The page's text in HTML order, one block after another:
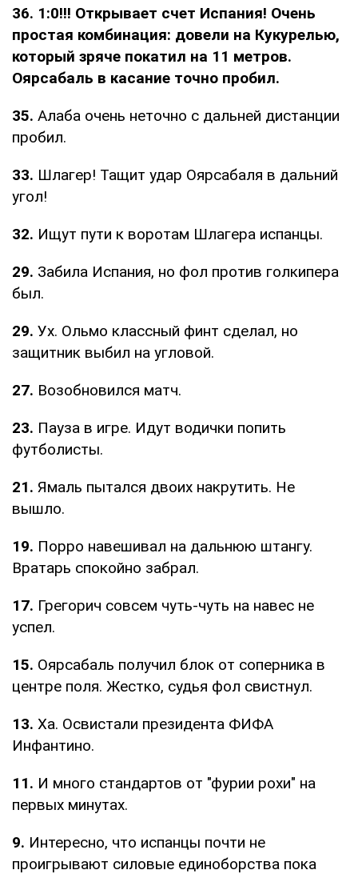
36. 1:0!!! Открывает счет Испания! Очень
простая комбинация: довели на Кукурелью,
который зряче покатил на 11 метров.
Оярсабаль в касание точно пробил.
35. Алаба очень неточно с дальней дистанции
пробил.
33. Шлагер! Тащит удар Оярсабаля в дальний
угол!
32. Ищут пути к воротам Шлагера испанцы.
29. Забила Испания, но фол против голкипера
был.
29. Ух. Ольмо классный финт сделал, но
защитник выбил на угловой.
27. Возобновился матч.
23. Пауза в игре. Идут водички попить
футболисты.
21. Ямаль пытался двоих накрутить. Не
вышло.
19. Порро навешивал на дальнюю штангу.
Вратарь спокойно забрал.
17. Грегорич совсем чуть-чуть на навес не
успел.
15. Оярсабаль получил блок от соперника в
центре поля. Жестко, судья фол свистнул.
13. Ха. Освистали президента ФИФА
Инфантино.
11. И много стандартов от "фурии рохи" на
первых минутах.
9. Интересно, что испанцы почти не
проигрывают силовые единоборства пока